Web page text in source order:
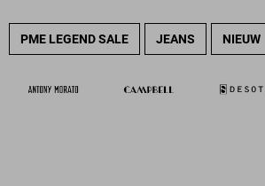
PME LEGEND SALE JEANS NIEUW